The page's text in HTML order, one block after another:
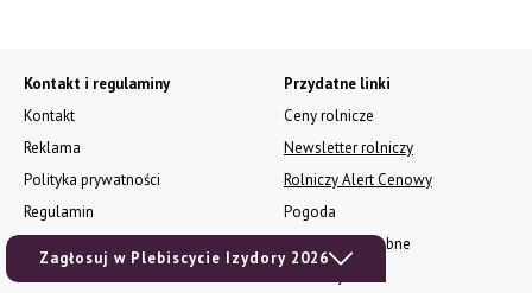
Zagłosuj w Plebiscycie Izydory 2026
Kontakt i regulaminy
Kontakt
Reklama
Polityka prywatności
Regulamin
Przydatne linki
Ceny rolnicze
Newsletter rolniczy
Rolniczy Alert Cenowy
Pogoda
Ogłoszenia drobne